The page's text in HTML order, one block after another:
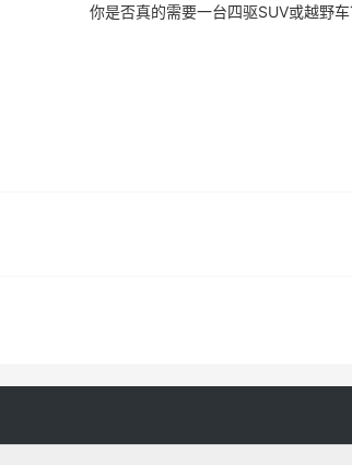
你是否真的需要一台四驱SUV或越野